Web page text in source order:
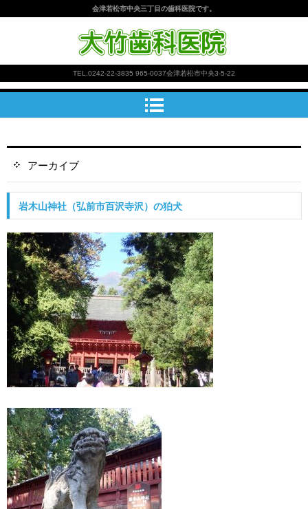
大竹歯科医院
会津若松市中央三丁目の歯科医院です。
TEL. 0242-22-3835 965-0037会津若松市中央3-5-22
アーカイブ
岩木山神社（弘前市百沢寺沢）の狛犬